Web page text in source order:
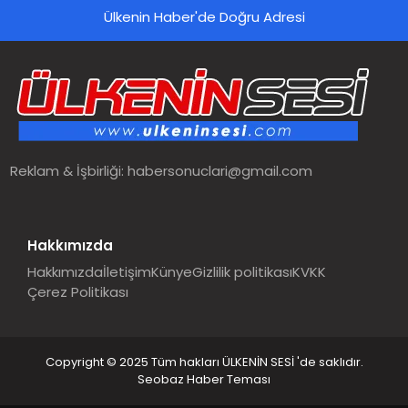
SPOR
TEKNOLOJI
MALATYA HABERLERI
Ülkenin Haber'de Doğru Adresi
Reklam & İşbirliği:habersonuclari@gmail.com
Hakkımızda
HakkımızdaİletişimKünyeGizlilik politikasıKVKK
Çerez Politikası
Copyright © 2025 Tüm hakları ÜLKENİN SESİ 'de saklıdır.
Seobaz Haber Teması